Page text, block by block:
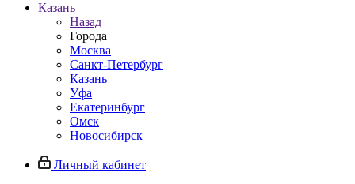
Казань
Назад
Города
Москва
Санкт-Петербург
Казань
Уфа
Екатеринбург
Омск
Новосибирск
Личный кабинет